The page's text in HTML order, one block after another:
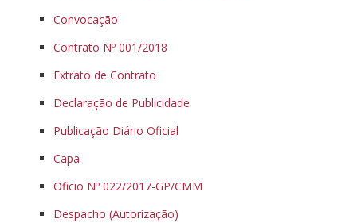
Convocação
Contrato Nº 001/2018
Extrato de Contrato
Declaração de Publicidade
Publicação Diário Oficial
Capa
Oficio Nº 022/2017-GP/CMM
Despacho (Autorização)